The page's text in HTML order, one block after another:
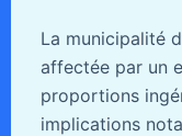
La municipalité
affectée par un
proportions
implications